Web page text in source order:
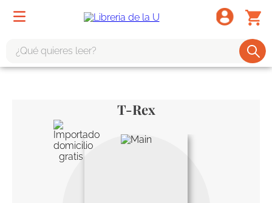
T-Rex
tote bag -
harry potter
iliada